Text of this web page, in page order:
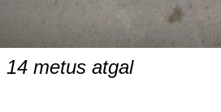
14 metus atgal